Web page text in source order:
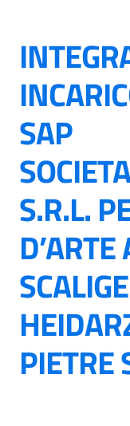
SAP
S.R.L.
PIETRE